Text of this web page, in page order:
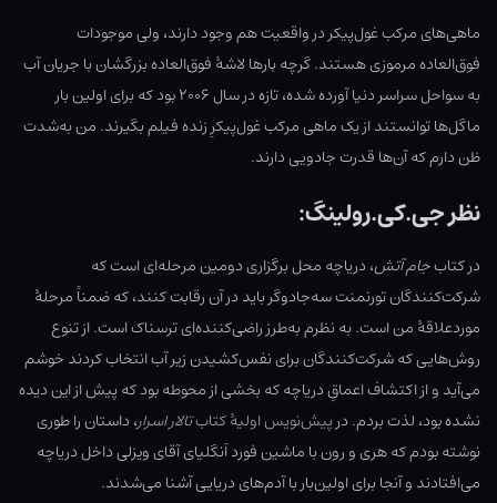
ماهی‌های مرکب غول‌پیکر در واقعیت هم وجود دارند، ولی موجودات
فوق‌العاده مرموزی هستند. گرچه بارها لاشهٔ فوق‌العاده بزرگشان با جریان آب
به سواحل سراسر دنیا آورده شده‌، تازه در سال ۲۰۰۶ بود که برای اولین بار
ماگل‌ها توانستند از یک ماهی مرکب غول‌پیکرِ زنده فیلم بگیرند. من به‌شدت
ظن دارم که آن‌ها قدرت جادویی دارند.
نظر جی.کی.رولینگ:
در کتابجام آتش، دریاچه محل برگزاری دومین مرحله‌ای است که
شرکت‌کنندگان تورنمنت سه‌جادوگر باید در آن رقابت کنند، که ضمناً مرحلهٔ
موردعلاقهٔ من است. به نظرم به‌طرز راضی‌کننده‌ای ترسناک است. از تنوع
روش‌هایی که شرکت‌کنندگان برای نفس‌کشیدن زیر آب انتخاب کردند خوشم
می‌آید و از اکتشاف اعماقِ دریاچه که بخشی از محوطه بود که پیش از این دیده
نشده بود، لذت بردم. درپیش‌نویس اولیهٔ کتابتالار اسرار، داستان را طوری
نوشته بودم که هری و رون با ماشین فورد اَنگلیای آقای ویزلی داخل دریاچه
می‌افتادند و آنجا برای اولین‌بار با آدم‌های دریایی آشنا می‌شدند.